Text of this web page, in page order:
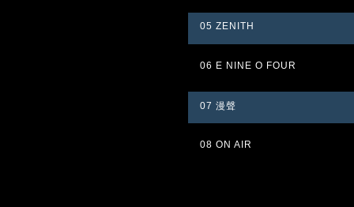
05 ZENITH
06 E NINE O FOUR
07 漫聲
08 ON AIR